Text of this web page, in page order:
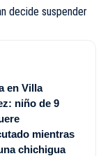
decide suspender
en Villa
niño de 9
mientras
chichigua